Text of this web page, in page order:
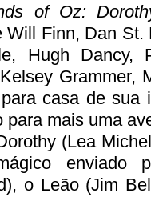
of Oz:
Finn, Dan St.
Hugh Dancy,
Grammer,
casa de sua
mais uma
(Lea
enviado
o Leão (Jim